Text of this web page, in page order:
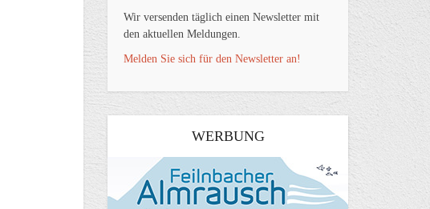
Wir versenden täglich einen Newsletter mit
den aktuellen Meldungen.
Melden Sie sich für den Newsletter an!
WERBUNG